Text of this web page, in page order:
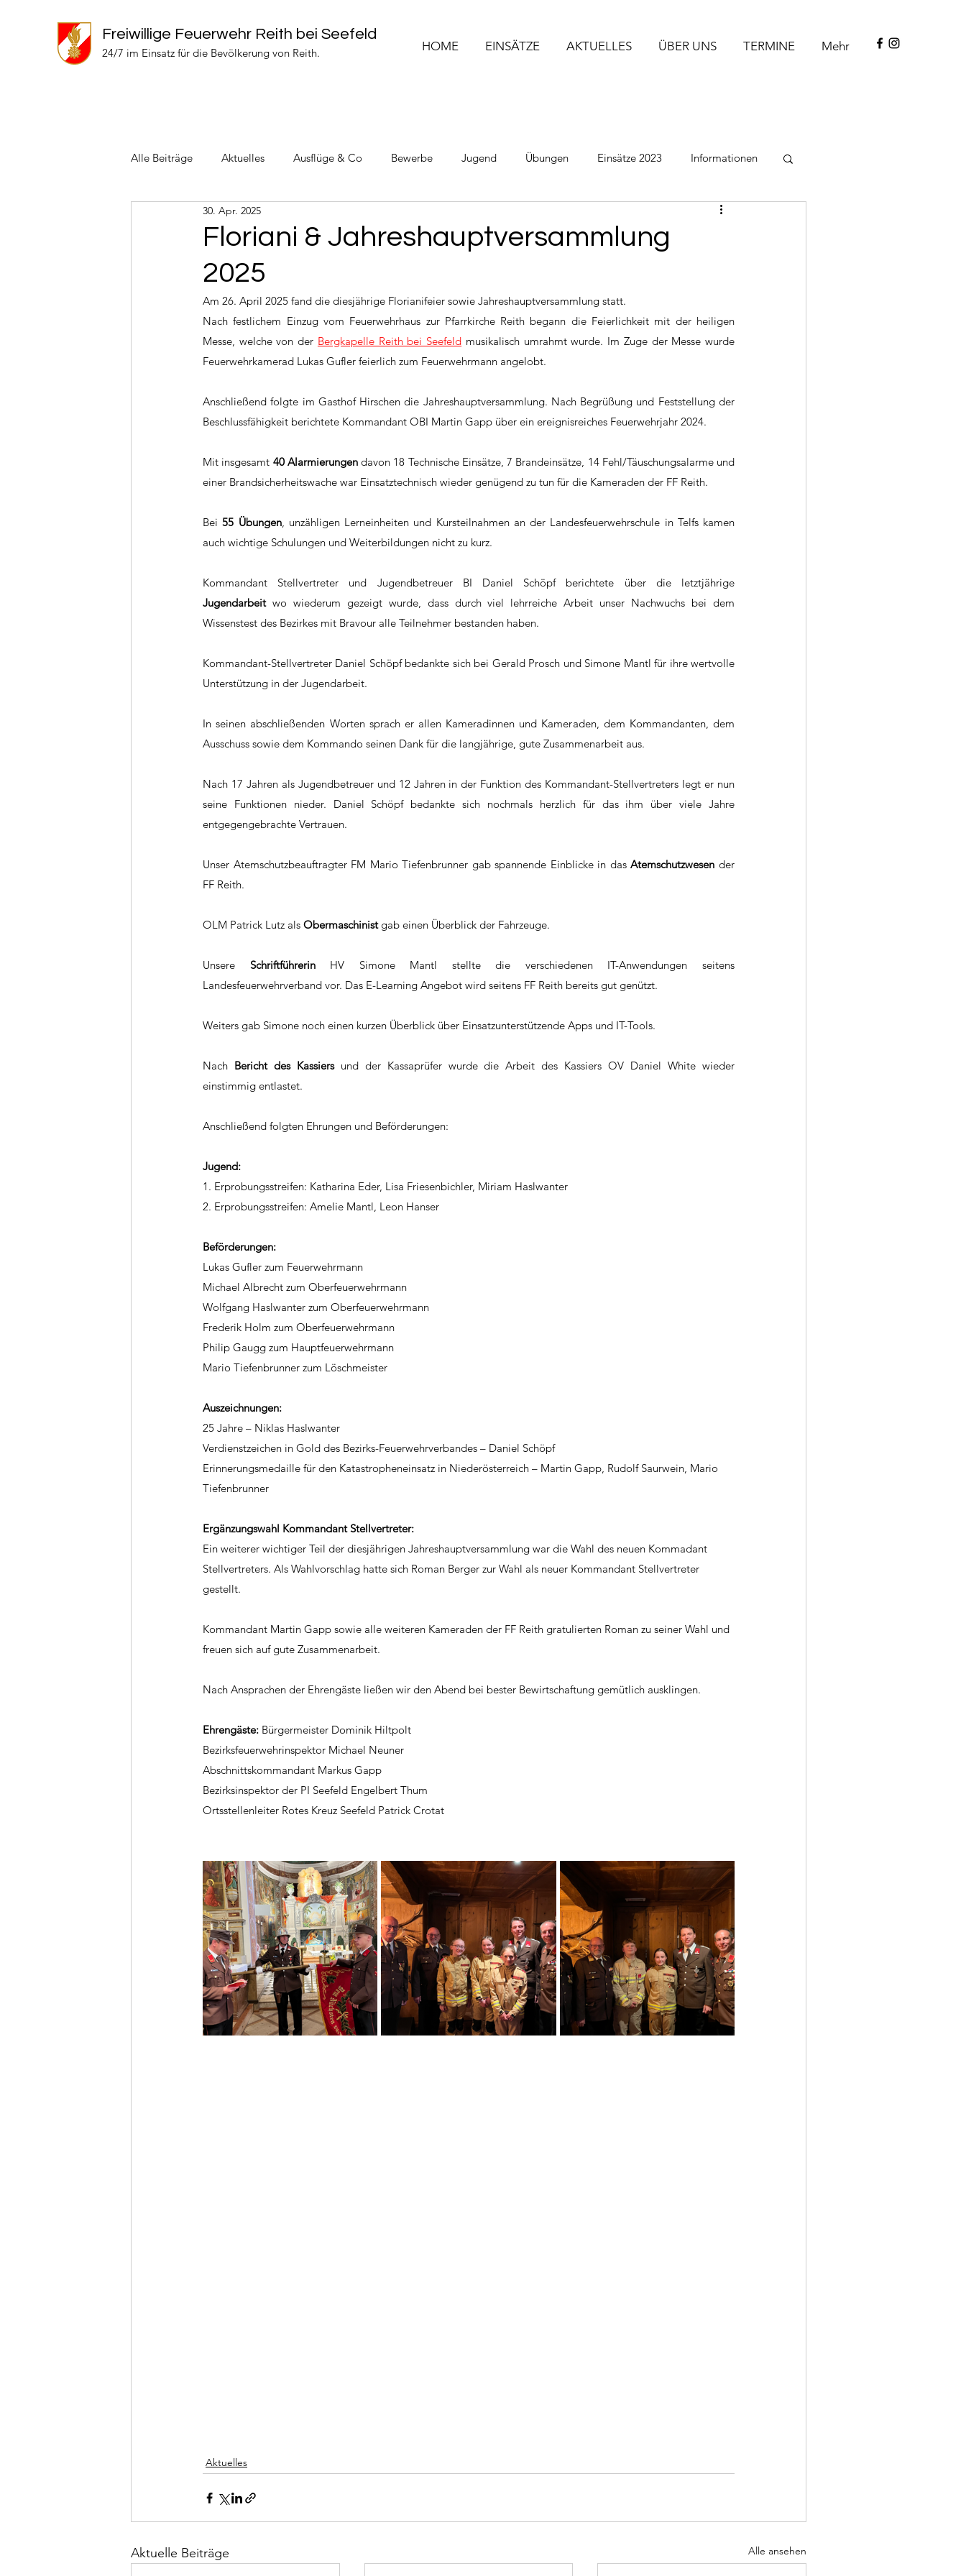
Freiwillige Feuerwehr Reith bei Seefeld
24/7 im Einsatz für die Bevölkerung von Reith. HOME EINSÄTZE AKTUELLES ÜBER UNS TERMINE Mehr
Alle Beiträge Aktuelles Ausflüge & Co Bewerbe Jugend Übungen Einsätze 2023 Informationen
Einsätze 2024 Einsätze 2022
Floriani & Jahreshauptversammlung
2025
30. Apr. 2025
Am 26. April 2025 fand die diesjährige Florianifeier sowie Jahreshauptversammlung statt.
Nach festlichem Einzug vom Feuerwehrhaus zur Pfarrkirche Reith begann die Feierlichkeit mit der heiligen
Messe, welche von der Bergkapelle Reith bei Seefeld musikalisch umrahmt wurde. Im Zuge der Messe wurde
Feuerwehrkamerad Lukas Gufler feierlich zum Feuerwehrmann angelobt.
Anschließend folgte im Gasthof Hirschen die Jahreshauptversammlung. Nach Begrüßung und Feststellung der
Beschlussfähigkeit berichtete Kommandant OBI Martin Gapp über ein ereignisreiches Feuerwehrjahr 2024.
Mit insgesamt 40 Alarmierungen davon 18 Technische Einsätze, 7 Brandeinsätze, 14 Fehl/Täuschungsalarme und
einer Brandsicherheitswache war Einsatztechnisch wieder genügend zu tun für die Kameraden der FF Reith.
Bei 55 Übungen, unzähligen Lerneinheiten und Kursteilnahmen an der Landesfeuerwehrschule in Telfs kamen
auch wichtige Schulungen und Weiterbildungen nicht zu kurz.
Jugendarbeit wo wiederum gezeigt wurde, dass durch viel lehrreiche Arbeit unser Nachwuchs bei dem
Wissenstest des Bezirkes mit Bravour alle Teilnehmer bestanden haben.
Kommandant-Stellvertreter Daniel Schöpf bedankte sich bei Gerald Prosch und Simone Mantl für ihre wertvolle
Unterstützung in der Jugendarbeit.
In seinen abschließenden Worten sprach er allen Kameradinnen und Kameraden, dem Kommandanten, dem
Ausschuss sowie dem Kommando seinen Dank für die langjährige, gute Zusammenarbeit aus.
Nach 17 Jahren als Jugendbetreuer und 12 Jahren in der Funktion des Kommandant-Stellvertreters legt er nun
seine Funktionen nieder. Daniel Schöpf bedankte sich nochmals herzlich für das ihm über viele Jahre
entgegengebrachte Vertrauen.
Unser Atemschutzbeauftragter FM Mario Tiefenbrunner gab spannende Einblicke in das Atemschutzwesen der
FF Reith.
OLM Patrick Lutz als Obermaschinist gab einen Überblick der Fahrzeuge.
Unsere Schriftführerin HV Simone Mantl stellte die verschiedenen IT-Anwendungen seitens
Landesfeuerwehrverband vor. Das E-Learning Angebot wird seitens FF Reith bereits gut genützt.
Weiters gab Simone noch einen kurzen Überblick über Einsatzunterstützende Apps und IT-Tools.
Nach Bericht des Kassiers und der Kassaprüfer wurde die Arbeit des Kassiers OV Daniel White wieder
einstimmig entlastet.
Anschließend folgten Ehrungen und Beförderungen:
Jugend:
1. Erprobungsstreifen: Katharina Eder, Lisa Friesenbichler, Miriam Haslwanter
2. Erprobungsstreifen: Amelie Mantl, Leon Hanser
Beförderungen:
Lukas Gufler zum Feuerwehrmann
Michael Albrecht zum Oberfeuerwehrmann
Wolfgang Haslwanter zum Oberfeuerwehrmann
Frederik Holm zum Oberfeuerwehrmann
Philip Gaugg zum Hauptfeuerwehrmann
Mario Tiefenbrunner zum Löschmeister
Auszeichnungen:
25 Jahre – Niklas Haslwanter
Verdienstzeichen in Gold des Bezirks-Feuerwehrverbandes – Daniel Schöpf
Erinnerungsmedaille für den Katastropheneinsatz in Niederösterreich – Martin Gapp, Rudolf Saurwein, Mario
Tiefenbrunner
Ergänzungswahl Kommandant Stellvertreter:
Ein weiterer wichtiger Teil der diesjährigen Jahreshauptversammlung war die Wahl des neuen Kommadant
Stellvertreters. Als Wahlvorschlag hatte sich Roman Berger zur Wahl als neuer Kommandant Stellvertreter
gestellt.
Kommandant Martin Gapp sowie alle weiteren Kameraden der FF Reith gratulierten Roman zu seiner Wahl und
freuen sich auf gute Zusammenarbeit.
Nach Ansprachen der Ehrengäste ließen wir den Abend bei bester Bewirtschaftung gemütlich ausklingen.
Ehrengäste: Bürgermeister Dominik Hiltpolt
Bezirksfeuerwehrinspektor Michael Neuner
Abschnittskommandant Markus Gapp
Bezirksinspektor der PI Seefeld Engelbert Thum
Ortsstellenleiter Rotes Kreuz Seefeld Patrick Crotat
Aktuelles
Aktuelle Beiträge Alle ansehen